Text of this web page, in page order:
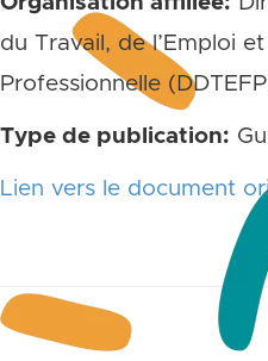
du Travail, de l’Emploi
Professionnelle
Type de publication:
Lien vers le document